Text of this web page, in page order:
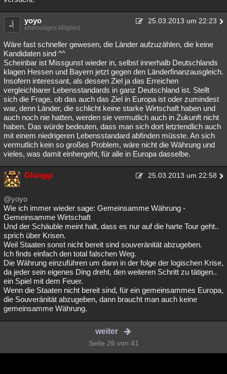
yoyo 25.03.2013 um 22:23
ehemaliges Mitglied
Wäre fast schneller gewesen, die Länder aufzuzählen, die keine
Kandidaten sind ^^
Scheinbar ist Missgunst wieder in, selbst innerhalb Deutschlands
klagen Hessen und Bayern jetzt gegen den Länderfinanzausgleich.
Insofern interessant, als dessen Ziel ja das Erreichen
vergleichbarer Lebensstandards in ganz Deutschland ist. Stellt
sich die Frage, ob das auch das Ziel in Europa ist oder zumindest
war, denn Länder, die schlicht keine starke Wirtschaft haben und
auch noch nie hatten, werden sie vermutlich auch in Zukunft nicht
haben. Das würde bedeuten, dass man sich dort letztendlich auch
mit einem niedrigeren Lebensstandard abfinden müsste. An sich
vermutlich kein so großes Problem, wäre nicht die Währung und
vieles, was damit einhergeht, für alle in Europa dasselbe.
Glünggi 25.03.2013 um 22:58
@yoyo
Wie ich immer wieder sage: Gemeinsamme Währung -
Gemeinsamme Wirtschaft
Und der Schäuble meint halt, dass es nur auf die harte Tour geht..
sprich über Krisen.
Weil Staaten sonst nicht bereit sind souveränität abzugeben.
Ich finds einfach den total falschen Weg.
Die Währung einzuführen um dann in der folge der logischen Krise,
da jeder sein eigenes Ding dreht, den weiteren Schritt zu tätigen..
ein Spiel mit dem Feuer.
Wenn die Staaten nicht bereit sind, für ein gemeinsammes Europa,
die Souveränität abzugeben, dann braucht man auch keine
gemeinsamme Währung.
weiter
Seite 26 von 41